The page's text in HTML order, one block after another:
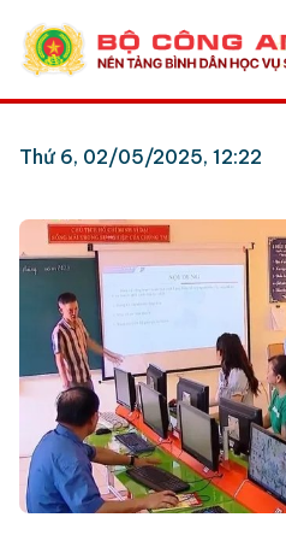
Thứ 6, 02/05/2025, 12:22